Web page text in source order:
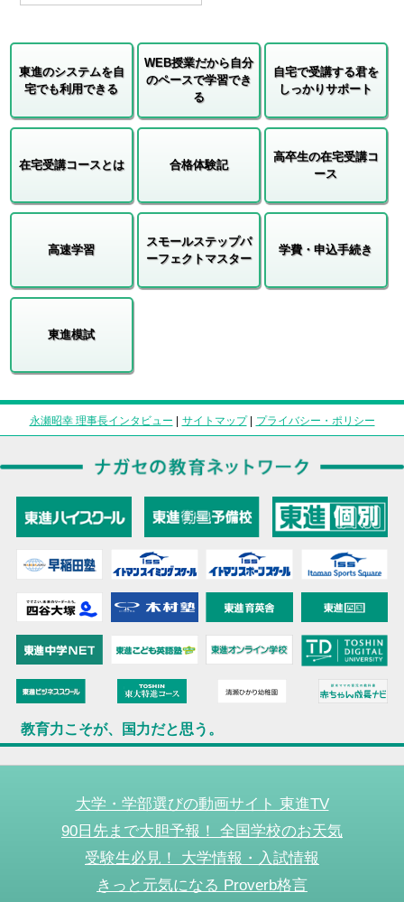
東進のシステムを自
宅でも利用できる
WEB授業だから自分
のペースで学習でき
る
自宅で受講する君を
しっかりサポート
在宅受講コースとは 合格体験記
高卒生の在宅受講コ
ース
高速学習
スモールステップパ
ーフェクトマスター
学費・申込手続き
東進模試
永瀬昭幸 理事長インタビュー サイトマップ| プライバシー・ポリシー
教育力こそが、国力だと思う。
大学・学部選びの動画サイト 東進TV
90日先まで大胆予報！ 全国学校のお天気
受験生必見！ 大学情報・入試情報
きっと元気になる Proverb格言